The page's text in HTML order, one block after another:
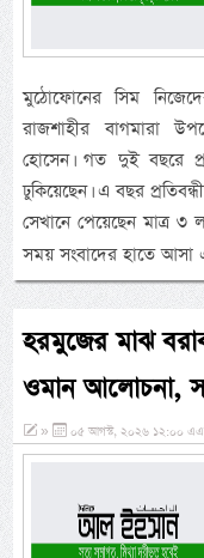
মুঠোফোনের সিম
রাজশাহীর বাগমারা
হোসেন। গত দুই বছরে
ঢুকিয়েছেন। এ বছর
সেখানে পেয়েছেন মাত্র ৩
সময় সংবাদের হাতে
হরমুজের মাঝ
ওমান আলোচনা,
» ০৫ আগস্ট, ২০২৬ ১২:০০